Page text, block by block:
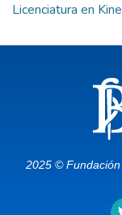
Licenciatura en
2025 © Fundación